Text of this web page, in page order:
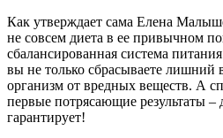
Как утверждает сама Елена
не совсем диета в ее привычном
сбалансированная система
вы не только сбрасываете лишний
организм от вредных веществ. А
первые потрясающие результаты
гарантирует!